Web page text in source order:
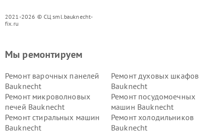
2021-2026 © СЦ sml.bauknecht-
fix.ru
Мы ремонтируем
Ремонт варочных панелей
Bauknecht
Ремонт духовых шкафов
Bauknecht
Ремонт микроволновых
печей Bauknecht
Ремонт посудомоечных
машин Bauknecht
Ремонт стиральных машин
Bauknecht
Ремонт холодильников
Bauknecht